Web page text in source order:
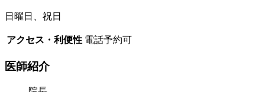
日曜日、祝日
アクセス・利便性 電話予約可
医師紹介